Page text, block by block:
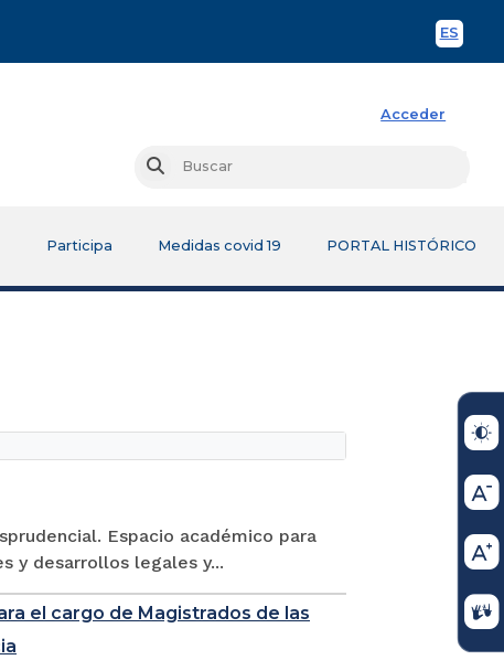
ES
Acceder
Buscar
Participa Medidas covid 19 PORTAL HISTÓRICO
Espacio académico para
y desarrollos legales y...
el cargo de Magistrados de las